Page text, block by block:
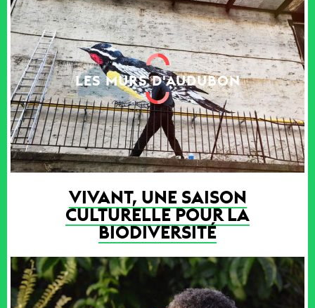
LES MURS D'AUDUBON
VIVANT, UNE SAISON
CULTURELLE POUR LA
BIODIVERSITÉ